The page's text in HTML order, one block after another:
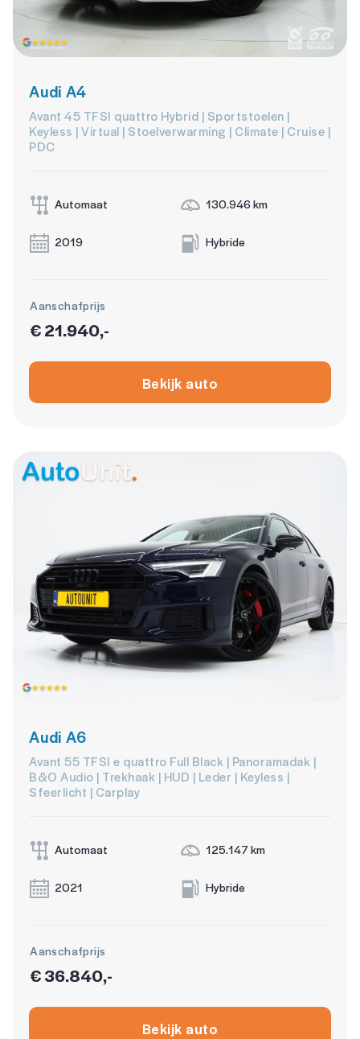
Audi A4
Avant 45 TFSI quattro Hybrid | Sportstoelen |
Keyless | Virtual | Stoelverwarming | Climate | Cruise |
PDC
Automaat 130.946 km
2019 Hybride
Aanschafprijs
€ 21.940,-
Bekijk auto
Audi A6
Avant 55 TFSI e quattro Full Black | Panoramadak |
B&O Audio | Trekhaak | HUD | Leder | Keyless |
Sfeerlicht | Carplay
Automaat 125.147 km
2021 Hybride
Aanschafprijs
€ 36.840,-
Bekijk auto